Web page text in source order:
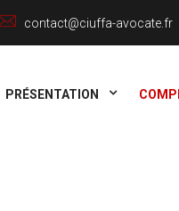
contact@ciuffa-avocate.fr
PRÉSENTATION